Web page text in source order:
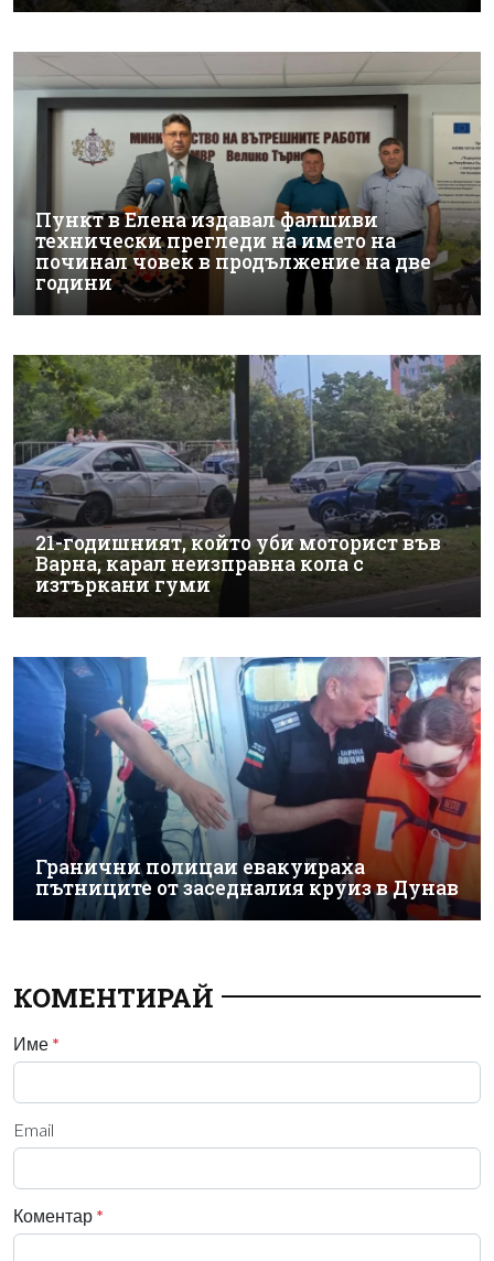
Пункт в Елена издавал фалшиви
технически прегледи на името на
починал човек в продължение на две
години
21-годишният, който уби моторист във
Варна, карал неизправна кола с
изтъркани гуми
Гранични полицаи евакуираха
пътниците от заседналия круиз в Дунав
КОМЕНТИРАЙ
Име *
Email
Коментар *